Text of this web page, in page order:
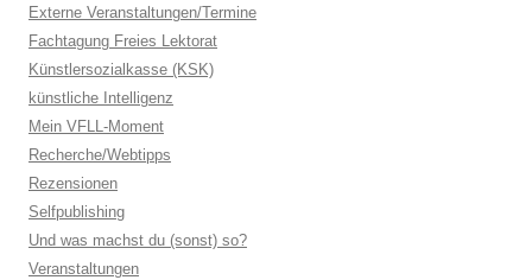
Externe Veranstaltungen/Termine
Fachtagung Freies Lektorat
Künstlersozialkasse (KSK)
künstliche Intelligenz
Mein VFLL-Moment
Recherche/Webtipps
Rezensionen
Selfpublishing
Und was machst du (sonst) so?
Veranstaltungen